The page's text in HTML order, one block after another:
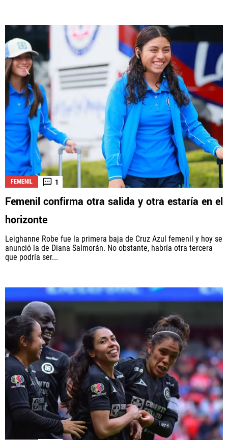
FEMENIL 1
Femenil confirma otra salida y otra estaría en el
horizonte
Leighanne Robe fue la primera baja de Cruz Azul femenil y hoy se
anunció la de Diana Salmorán. No obstante, habría otra tercera
que podría ser...